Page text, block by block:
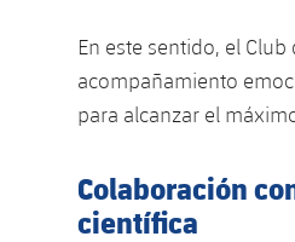
En este sentido, el
acompañamiento
para alcanzar el
Colaboración
científica